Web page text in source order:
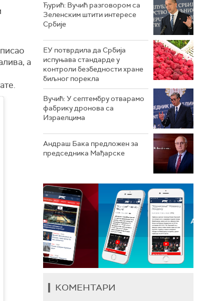
а
Ђурић: Вучић разговором са
Зеленским штити интересе
Србије
ЕУ потврдила да Србија
испуњава стандарде у
контроли безбедности хране
биљног порекла
Вучић: У септембру отварамо
фабрику дронова са
Израелцима
Андраш Бакa предложен за
председника Мађарске
КОМЕНТАРИ